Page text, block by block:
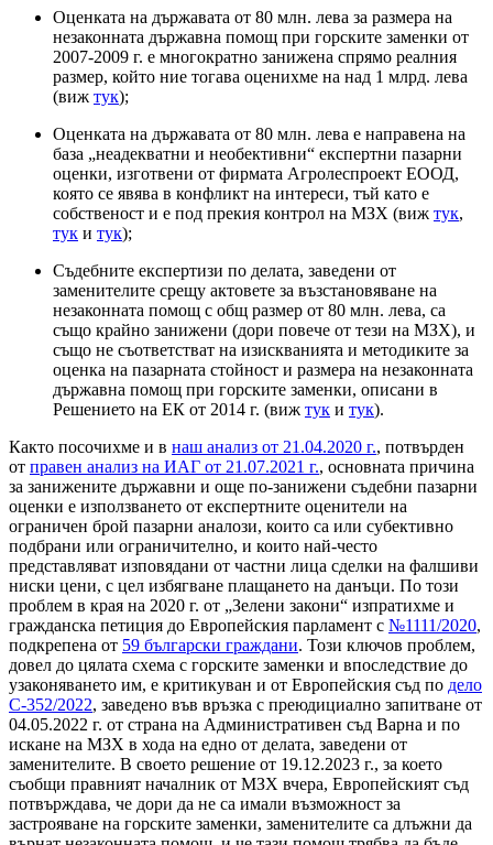
Оценката на държавата от 80 млн. лева за размера на
незаконната държавна помощ при горските заменки от
2007-2009 г. е многократно занижена спрямо реалния
размер, който ние тогава оценихме на над 1 млрд. лева
(виж тук);
Оценката на държавата от 80 млн. лева е направена на
база „неадекватни и необективни“ експертни пазарни
оценки, изготвени от фирмата Агролеспроект ЕООД,
която се явява в конфликт на интереси, тъй като е
собственост и е под прекия контрол на МЗХ (виж тук,
тук и тук);
Съдебните експертизи по делата, заведени от
заменителите срещу актовете за възстановяване на
незаконната помощ с общ размер от 80 млн. лева, са
също крайно занижени (дори повече от тези на МЗХ), и
също не съответстват на изискванията и методиките за
оценка на пазарната стойност и размера на незаконната
държавна помощ при горските заменки, описани в
Решението на ЕК от 2014 г. (виж тук и тук).
Както посочихме и в наш анализ от 21.04.2020 г., потвърден
от правен анализ на ИАГ от 21.07.2021 г., основната причина
за занижените държавни и още по-занижени съдебни пазарни
оценки е използването от експертните оценители на
ограничен брой пазарни аналози, които са или субективно
подбрани или ограничително, и които най-често
представляват изповядани от частни лица сделки на фалшиви
ниски цени, с цел избягване плащането на данъци. По този
проблем в края на 2020 г. от „Зелени закони“ изпратихме и
гражданска петиция до Европейския парламент с №1111/2020,
подкрепена от 59 български граждани. Този ключов проблем,
довел до цялата схема с горските заменки и впоследствие до
узаконяването им, е критикуван и от Европейския съд по дело
С-352/2022, заведено във връзка с преюдициално запитване от
04.05.2022 г. от страна на Административен съд Варна и по
искане на МЗХ в хода на едно от делата, заведени от
заменителите. В своето решение от 19.12.2023 г., за което
съобщи правният началник от МЗХ вчера, Европейският съд
потвърждава, че дори да не са имали възможност за
застрояване на горските заменки, заменителите са длъжни да